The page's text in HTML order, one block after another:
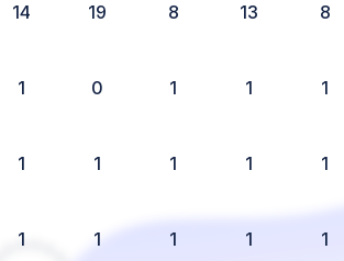
14 19 8 13 8
1 0 1 1 1
1 1 1 1 1
1 1 1 1 1